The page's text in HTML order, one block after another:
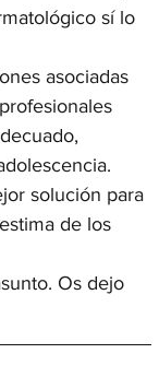
sí lo
asociadas
solución para
de los
Os dejo